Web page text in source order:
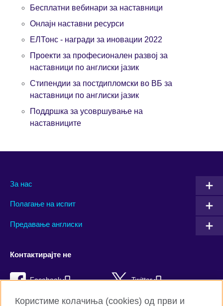
Бесплатни вебинари за наставници
Онлајн наставни ресурси
ЕЛТонс - награди за иновации 2022
Проекти за професионален развој за
наставници по англиски јазик
Стипендии за постдипломски во ВБ за
наставници по англиски јазик
Поддршка за усовршување на
наставниците
За нас
Полагање на испит
Предавање англиски
Контактирајте не
Facebook Twitter
YouTube Flickr
Користиме колачиња (cookies) од први и